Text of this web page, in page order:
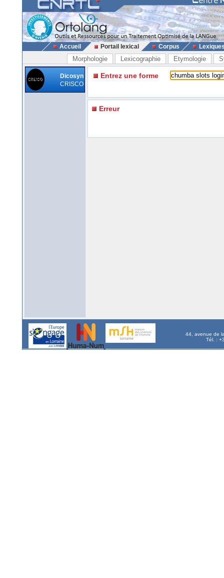
Accueil Portail lexical Corpus
Morphologie Lexicographie Etymologie
Dicosyn
CRISCO
Entrez une forme
Erreur
44, avenue de
Tél. :